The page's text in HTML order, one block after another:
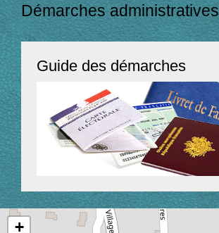
Démarches administratives
Guide des démarches
+